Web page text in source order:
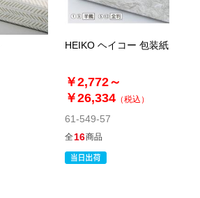
HEIKO ヘイコー 包装紙 雲竜
￥2,772～
￥26,334 （税込）
61-549-57
全16商品